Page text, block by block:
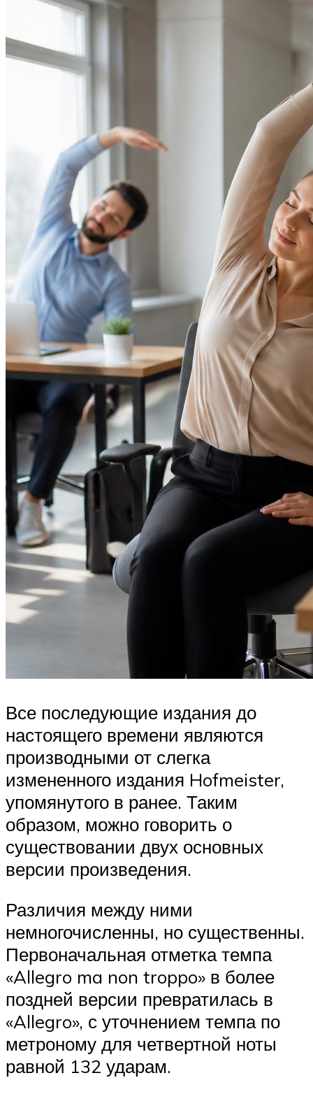
Все последующие издания до
настоящего времени являются
производными от слегка
измененного издания Hofmeister,
упомянутого в ранее. Таким
образом, можно говорить о
существовании двух основных
версии произведения.
Различия между ними
немногочисленны, но существенны.
Первоначальная отметка темпа
«Allegro ma non troppo» в более
поздней версии превратилась в
«Allegro», с уточнением темпа по
метроному для четвертной ноты
равной 132 ударам.